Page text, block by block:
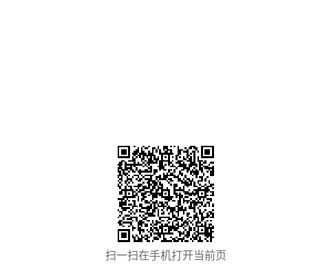
扫一扫在手机打开当前页